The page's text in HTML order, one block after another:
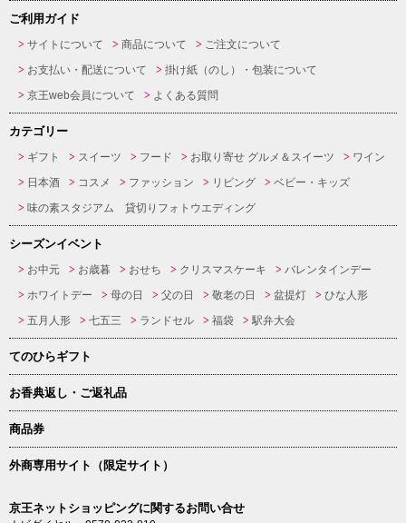
ご利用ガイド
サイトについて 商品について
ご注文について
お支払い・配送について
掛け紙（のし）・包装について
京王web会員について
よくある質問
カテゴリー
ギフト スイーツ フード お取り寄せ グルメ＆スイーツ
ワイン
日本酒
コスメ ファッション リビング
ベビー・キッズ
味の素スタジアム 貸切りフォトウエディング
シーズンイベント
お中元 お歳暮 おせち クリスマスケーキ
バレンタインデー
ホワイトデー
母の日 父の日 敬老の日 盆提灯
ひな人形
五月人形
七五三 ランドセル 福袋 駅弁大会
てのひらギフト
お香典返し・ご返礼品
商品券
外商専用サイト（限定サイト）
京王ネットショッピングに関するお問い合せ